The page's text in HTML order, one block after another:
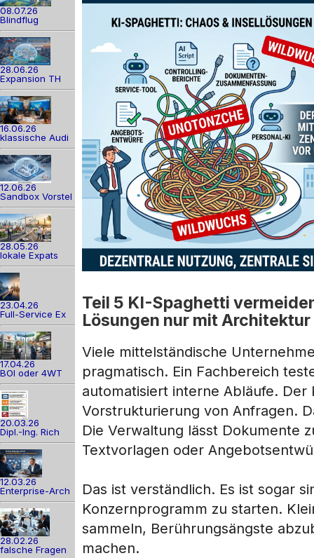
08.07.26
Blindflug
28.06.26
Expansion TH
16.06.26
klassische Audi
12.06.26
Sandbox Vorstel
28.05.26
lokale Expats
23.04.26
Full-Service Ex
17.04.26
BOI oder 4WT
20.03.26
Dipl.-Ing. Rich
12.03.26
Enterprise-Arch
28.02.26
falsche Fragen
Teil 5 KI-Spaghetti
Lösungen nur mit
Viele mittelständische
pragmatisch. Ein Fachbereich
automatisiert interne Abläufe.
Vorstrukturierung von Anfragen.
Die Verwaltung lässt Dokumente
Textvorlagen oder
Das ist verständlich. Es ist sogar
Konzernprogramm zu starten.
sammeln, Berührungsängste
machen.